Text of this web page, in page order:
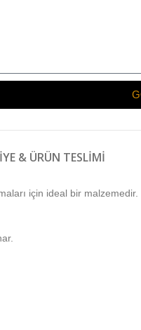
& ÜRÜN TESLIMI
için ideal bir malzemedir.